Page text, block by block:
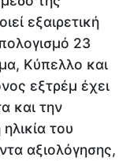
εξαιρετική
23
Κύπελλο και
εξτρέμ έχει
και την
του
αξιολόγησης,